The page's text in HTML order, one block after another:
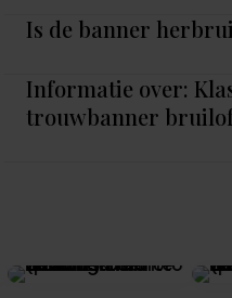
Is de banner
Informatie over:
trouwbanner